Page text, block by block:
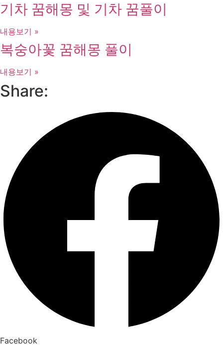
기차 꿈해몽 및 기차 꿈풀이
내용보기 »
복숭아꽃 꿈해몽 풀이
내용보기 »
Share:
Facebook